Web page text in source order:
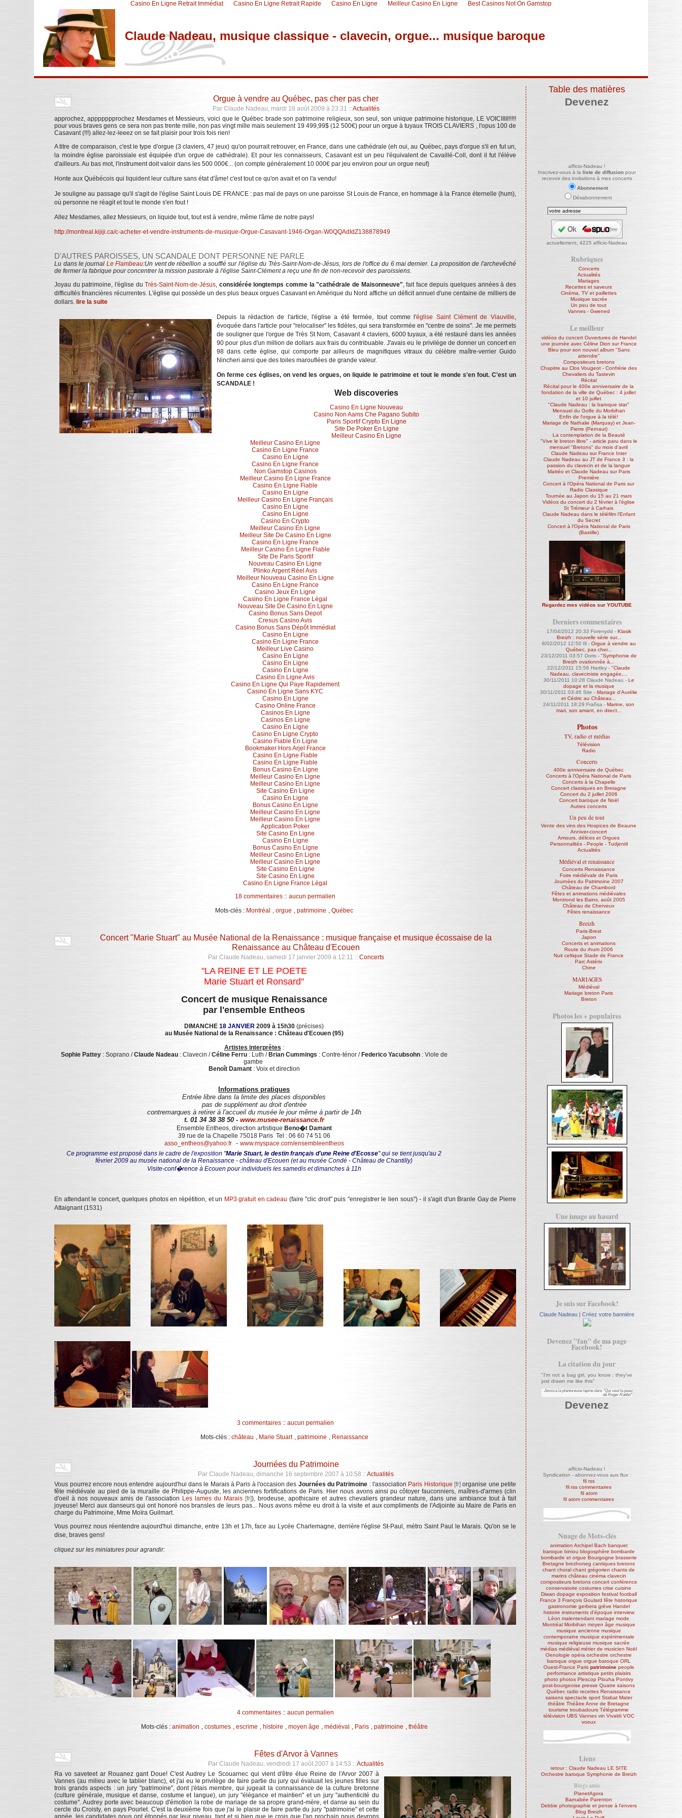
Casino En Ligne Retrait Immédiat Casino En Ligne Retrait Rapide Casino En Ligne Meilleur Casino En Ligne Best Casinos Not On Gamstop
Claude Nadeau, musique classique - clavecin, orgue... musique baroque
Orgue à vendre au Québec, pas cher pas cher
Par Claude Nadeau, mardi 18 août 2009 à 23:31 ::Actualités
approchez, appppppprochez Mesdames et Messieurs, voici que le Québec brade son patrimoine religieux, son seul, son unique patrimoine historique, LE VOICIIIII!!!!!
pour vous braves gens ce sera non pas trente mille, non pas vingt mille mais seulement 19 499,99$ (12 500€) pour un orgue à tuyaux TROIS CLAVIERS , l'opus 100 de
Casavant (!!!) allez-lez-leeez on se fait plaisir pour trois fois rien!
A titre de comparaison, c'est le type d'orgue (3 claviers, 47 jeux) qu'on pourrait retrouver, en France, dans une cathédrale (eh oui, au Québec, pays d'orgue s'il en fut un,
la moindre église paroissiale est équipée d'un orgue de cathédrale). Et pour les connaisseurs, Casavant est un peu l'équivalent de Cavaillé-Coll, dont il fut l'élève
d'ailleurs. Au bas mot, l'instrument doit valoir dans les 500 000€... (on compte généralement 10 000€ par jeu environ pour un orgue neuf)
Honte aux Québécois qui liquident leur culture sans état d'âme! c'est tout ce qu'on avait et on l'a vendu!
Je souligne au passage qu'il s'agit de l'église Saint Louis DE FRANCE : pas mal de pays on une paroisse St Louis de France, en hommage à la France éternelle (hum),
où personne ne réagit et tout le monde s'en fout !
Allez Mesdames, allez Messieurs, on liquide tout, tout est à vendre, même l'âme de notre pays!
http://montreal.kijiji.ca/c-acheter-et-vendre-instruments-de-musique-Orgue-Casavant-1946-Organ-W0QQAdIdZ138878949
D'AUTRES PAROISSES, UN SCANDALE DONT PERSONNE NE PARLE
Lu dans le journal Le Flambeau:Un vent de rébellion a soufflé sur l'église du Très-Saint-Nom-de-Jésus, lors de l'office du 6 mai dernier. La proposition de l'archevêché
de fermer la fabrique pour concentrer la mission pastorale à l'église Saint-Clément a reçu une fin de non-recevoir des paroissiens.
Joyau du patrimoine, l'église duTrès-Saint-Nom-de-Jésus, considérée longtemps comme la "cathédrale de Maisonneuve", fait face depuis quelques années à des
difficultés financières récurrentes. L'église qui possède un des plus beaux orgues Casavant en Amérique du Nord affiche un déficit annuel d'une centaine de milliers de
dollars. lire la suite
Depuis la rédaction de l'article, l'église a été fermée, tout comme l'église Saint Clément de Viauville
évoquée dans l'article pour "relocaliser" les fidèles, qui sera transformée en "centre de soins". Je me permets
de souligner que l'orgue de Très St Nom, Casavant 4 claviers, 6000 tuyaux, a été restauré dans les années
90 pour plus d'un million de dollars aux frais du contribuable. J'avais eu le privilège de donner un concert en
98 dans cette église, qui comporte par ailleurs de magnifiques vitraux du célèbre maître-verrier Guido
Nincheri ainsi que des toiles marouflées de grande valeur.
On ferme ces églises, on vend les orgues, on liquide le patrimoine et tout le monde s'en fout. C'est un
SCANDALE !
Web discoveries
Casino En Ligne Nouveau
Casino Non Aams Che Pagano Subito
Paris Sportif Crypto En Ligne
Site De Poker En Ligne
Meilleur Casino En Ligne
Meilleur Casino En Ligne
Casino En Ligne France
Casino En Ligne
Casino En Ligne France
Non Gamstop Casinos
Meilleur Casino En Ligne France
Casino En Ligne Fiable
Casino En Ligne
Meilleur Casino En Ligne Français
Casino En Ligne
Casino En Ligne
Casino En Crypto
Meilleur Casino En Ligne
Meilleur Site De Casino En Ligne
Casino En Ligne France
Meilleur Casino En Ligne Fiable
Site De Paris Sportif
Nouveau Casino En Ligne
Plinko Argent Réel Avis
Meilleur Nouveau Casino En Ligne
Casino En Ligne France
Casino Jeux En Ligne
Casino En Ligne France Légal
Nouveau Site De Casino En Ligne
Casino Bonus Sans Depot
Cresus Casino Avis
Casino Bonus Sans Dépôt Immédiat
Casino En Ligne
Casino En Ligne France
Meilleur Live Casino
Casino En Ligne
Casino En Ligne
Casino En Ligne
Casino En Ligne Avis
Casino En Ligne Qui Paye Rapidement
Casino En Ligne Sans KYC
Casino En Ligne
Casino Online France
Casinos En Ligne
Casinos En Ligne
Casino En Ligne
Casino En Ligne Crypto
Casino Fiable En Ligne
Bookmaker Hors Arjel France
Casino En Ligne Fiable
Casino En Ligne Fiable
Bonus Casino En Ligne
Meilleur Casino En Ligne
Meilleur Casino En Ligne
Site Casino En Ligne
Casino En Ligne
Bonus Casino En Ligne
Meilleur Casino En Ligne
Meilleur Casino En Ligne
Application Poker
Site Casino En Ligne
Casino En Ligne
Bonus Casino En Ligne
Meilleur Casino En Ligne
Meilleur Casino En Ligne
Site Casino En Ligne
Site Casino En Ligne
Casino En Ligne France Légal
18 commentaires :: aucun permalien
Mots-clés : Montréal , orgue , patrimoine , Québec
Concert "Marie Stuart" au Musée National de la Renaissance : musique française et musique écossaise de la
Renaissance au Château d'Ecouen
Par Claude Nadeau, samedi 17 janvier 2009 à 12:11 :: Concerts
"LA REINE ET LE POETE
Marie Stuart et Ronsard"
Concert de musique Renaissance
par l'ensemble Entheos
DIMANCHE18 JANVIER 2009 à 15h30 (précises)
au Musée National de la Renaissance : Château d'Ecouen (95)
Artistes interprètes :
Sophie Pattey: Soprano /Claude Nadeau: Clavecin /Céline Ferru: Luth / Brian Cummings : Contre-ténor / Federico Yacubsohn: Viole de
gambe
Benoît Damant: Voix et direction
Informations pratiques
Entrée libre dans la limite des places disponibles
pas de supplément au droit d'entrée
contremarques à retirer à l'accueil du musée le jour même à partir de 14h
t. 01 34 38 38 50 - www.musee-renaissance.fr
Ensemble Entheos, direction artistique Beno�t Damant
39 rue de la Chapelle 75018 Paris Tel : 06 60 74 51 06
asso_entheos@yahoo.fr- www.myspace.com/ensembleentheos
Ce programme est proposé dans le cadre de l'exposition "Marie Stuart, le destin français d'une Reine d'Ecosse" qui se tient jusqu'au 2
février 2009 au musée national de la Renaissance - château d'Ecouen (et au musée Condé - Château de Chantilly)
Visite-conf�rence à Ecouen pour individuels les samedis et dimanches à 11h
En attendant le concert, quelques photos en répétition, et un MP3 gratuit en cadeau (faire "clic droit" puis "enregistrer le lien sous") - il s'agit d'un Branle Gay de Pierre
Attaignant (1531)
3 commentaires :: aucun permalien
Mots-clés : château , Marie Stuart , patrimoine , Renaissance
Journées du Patrimoine
Par Claude Nadeau, dimanche 16 septembre 2007 à 10:58 ::Actualités
Vous pourrez encore nous entendre aujourd'hui dans le Marais à Paris à l'occasion des Journées du Patrimoine : l'association Paris Historique
organise une petite
fête médiévale au pied de la muraille de Philippe-Auguste, les anciennes fortifications de Paris. Hier nous avons ainsi pu côtoyer fauconniers, maîtres-d'armes (clin
d'oeil à nos nouveaux amis de l'association Les lames du Marais
), brodeuse, apothicaire et autres chevaliers grandeur nature, dans une ambiance tout à fait
joyeuse! Merci aux danseurs qui ont honoré nos bransles de leurs pas... Nous avons même eu droit à la visite et aux compliments de l'Adjointe au Maire de Paris en
charge du Patrimoine, Mme Moïra Guilmart.
Vous pourrez nous réentendre aujourd'hui dimanche, entre 13h et 17h, face au Lycée Charlemagne, derrière l'église St-Paul, métro Saint Paul le Marais. Qu'on se le
dise, braves gens!
cliquez sur les miniatures pour agrandir:
4 commentaires :: aucun permalien
Mots-clés : animation , costumes , escrime , histoire , moyen âge , médiéval , Paris , patrimoine , théâtre
Fêtes d'Arvor à Vannes
Par Claude Nadeau, vendredi 17 août 2007 à 14:53 ::Actualités
Ra vo saveteet ar Rouanez gant Doue! C'est Audrey Le Scouarnec qui vient d'être élue Reine de l'Arvor 2007 à
Vannes (au milieu avec le tablier blanc), et j'ai eu le privilège de faire partie du jury qui évaluait les jeunes filles sur
trois grands aspects : un jury "patrimoine", dont j'étais membre, qui jugeait la connaissance de la culture bretonne
(culture générale, musique et danse, costume et langue), un jury "élégance et maintien" et un jury "authenticité du
costume". Audrey porte avec beaucoup d'émotion la robe de mariage de sa propre grand-mère, et danse au sein du
cercle du Croisty, en pays Pourlet. C'est la deuxième fois que j'ai le plaisir de faire partie du jury "patrimoine" et cette
Table des matières
Devenez
afficio-Nadeau !
Inscrivez-vous à laliste de diffusion pour
recevoir des invitations à mes concerts
Abonnement
Désabonnement
actuellement,4225 afficio-Nadeau
Rubriques
Concerts
Actualités
Mariages
Recettes et saveurs
Cinéma, TV et paillettes
Musique sacrée
Un peu de tout
Vannes - Gwened
Le meilleur
vidéos du concert Ouvertures de Handel
une journée avec Céline Dion sur France
Bleu pour son nouvel album "Sans
attendre"
Compositeurs bretons
Chapitre au Clos Vougeot - Confrérie des
Chevaliers du Tastevin
Récital
Récital pour le 400e anniversaire de la
fondation de la ville de Québec : 4 juillet
et 10 juillet
"Claude Nadeau : la baroque star"
Mensuel du Golfe du Morbihan
Enfin de l'orgue à la télé!
Mariage de Nathalie (Marquay) et Jean-
Pierre (Pernaut)
La contemplation de la Beauté
"Vive le breton libre" - article paru dans le
mensuel "Bretons" du mois d'avril
Claude Nadeau sur France Inter
Claude Nadeau au JT de France 3 : la
passion du clavecin et de la langue
Mattéo et Claude Nadeau sur Paris
Première
Concert à l'Opéra National de Paris sur
Radio Classique
Tournée au Japon du 15 au 21 mars
Vidéos du concert du 2 février à l'église
St Trémeur à Carhaix
Claude Nadeau dans le téléfilm l'Enfant
du Secret
Concert à l'Opéra National de Paris
(Bastille)
Regardez mes vidéos sur YOUTUBE
Derniers commentaires
17/04/2012 20:33 Forenydd - Klasik
Breizh : nouvelle série sur...
8/02/2012 12:50 fil - Orgue à vendre au
Québec, pas cher...
23/12/2011 03:57 Doris - "Symphonie de
Breizh ovationnée à...
22/12/2011 15:56 Hartley -"Claude
Nadeau, claveciniste engagée,...
30/11/2011 10:28 Claude Nadeau - Le
dopage et la musique
30/11/2011 03:46 Site -Mariage d'Aurélie
et Cédric au Château...
24/11/2011 18:29 Frañsa -Marine, son
mari, son amant, en direct...
Photos
TV, radio et médias
Télévision
Radio
Concerts
400e anniversaire de Québec
Concerts à l'Opéra National de Paris
Concerts à la Chapelle
Concert classiques en Bretagne
Concert du 2 juillet 2006
Concert baroque de Noël
Autres concerts
Un peu de tout
Vente des vins des Hospices de Beaune
Anniver-concert
Amours, délices et Orgues
Personnalités - People - Tudjentil
Actualités
Médiéval et renaissance
Concerts Renaissance
Foire médiévale de Paris
Journées du Patrimoine 2007
Château de Chambord
Fêtes et animations médiévales
Montrond les Bains, août 2005
Château de Cherveux
Fêtes renaissance
Breizh
Paris-Brest
Japon
Concerts et animations
Route du rhum 2006
Nuit celtique Stade de France
Parc Astérix
Chine
MARIAGES
Médiéval
Mariage breton Paris
Breton
Photos les + populaires
Une image au hasard
Je suis sur Facebook!
Claude Nadeau |Créez votre bannière
Devenez "fan" de ma page
Facebook!
La citation du jour
"I'm not a bag girl, you know : they've
just drawn me like this"
Jessica la plantureuse lapine dans "Qui veut la peau
de Roger Rabbit"
Devenez
afficio-Nadeau !
Syndication - abonnez-vous aux flux :
fil rss
fil rss commentaires
fil atom
fil atom commentaires
Nuage de Mots-clés
animation Archipel Bach banquet
baroque biniou blogosphère bombarde
bombarde et orgue Bourgogne brasserie
Bretagne brezhoneg cantiques bretons
chant choral chant grégorien chants de
marins château cinéma clavecin
compositeurs bretons concert conférence
conservatoire costumes crise cuisine
Diwan dopage exposition festival football
France 3 François Goulard fête historique
gastronomie gerbera grève Handel
histoire instruments d'époque interview
Léon malentendant mariage mode
Montréal Morbihan moyen âge musique
musique ancienne musique
contemporaine musique expérimentale
musique religieuse musique sacrée
médias médiéval métier de musicien Noël
Oenologie opéra orchestre orchestre
baroque orgue orgue baroque ORL
Ouest-France Paris patrimoine people
performance artistique petits plaisirs
photo photos Plescop Plouha Pontivy
post-bourgeoise presse Quatre saisons
Québec radio recettes Renaissance
saisons spectacle sport Stabat Mater
théâtre Théâtre Anne de Bretagne
tourisme troubadours Télégramme
télévision UBS Vannes vin Vivaldi VOC
voeux
Liens
retour : Claude Nadeau LE SITE
Orchestre baroque Symphonie de Breizh
Blogs amis
PlanetAgora
Barnabée Parenton
Debbie photographie et pense à l'envers
Blog Breizh